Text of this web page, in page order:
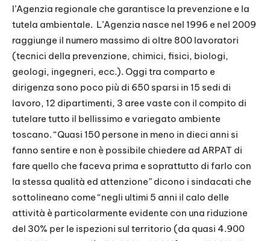
l’Agenzia regionale che garantisce la prevenzione e la
tutela ambientale. L’Agenzia nasce nel 1996 e nel 2009
raggiunge il numero massimo di oltre 800 lavoratori
(tecnici della prevenzione, chimici, fisici, biologi,
geologi, ingegneri, ecc.). Oggi tra comparto e
dirigenza sono poco più di 650 sparsi in 15 sedi di
lavoro, 12 dipartimenti, 3 aree vaste con il compito di
tutelare tutto il bellissimo e variegato ambiente
toscano. “Quasi 150 persone in meno in dieci anni si
fanno sentire e non è possibile chiedere ad ARPAT di
fare quello che faceva prima e soprattutto di farlo con
la stessa qualità ed attenzione” dicono i sindacati che
sottolineano come “negli ultimi 5 anni il calo delle
attività è particolarmente evidente con una riduzione
del 30% per le ispezioni sul territorio (da quasi 4.900